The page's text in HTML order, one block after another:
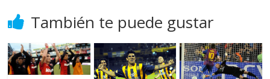
También te puede gustar